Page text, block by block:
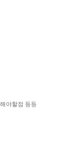
야할점 등등